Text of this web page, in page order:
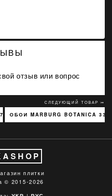
отзыв или вопрос
СЛЕДУЮЩИЙ ТОВАР ↣
ОБОИ MARBURG BOTANICA
плитки
© 2015-2026